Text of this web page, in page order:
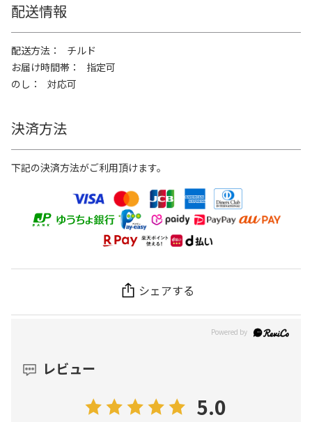
配送情報
配送方法
チルド
お届け時間帯
指定可
のし
対応可
決済方法
下記の決済方法がご利用頂けます。
シェアする
レビュー
5.0